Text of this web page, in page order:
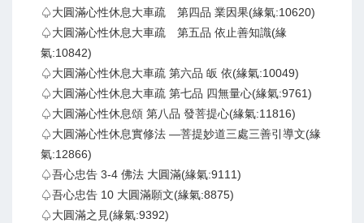
♤大圓滿心性休息大車疏 第四品 業因果(緣氣:10620)
♤大圓滿心性休息大車疏 第五品 依止善知識(緣
氣:10842)
♤大圓滿心性休息大車疏 第六品 皈 依(緣氣:10049)
♤大圓滿心性休息大車疏 第七品 四無量心(緣氣:9761)
♤大圓滿心性休息頌 第八品 發菩提心(緣氣:11816)
♤大圓滿心性休息實修法 —菩提妙道三處三善引導文(緣
氣:12866)
♤吾心忠告 3-4 佛法 大圓滿(緣氣:9111)
♤吾心忠告 10 大圓滿願文(緣氣:8875)
♤大圓滿之見(緣氣:9392)